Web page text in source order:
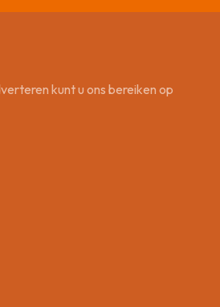
kunt u ons bereiken op